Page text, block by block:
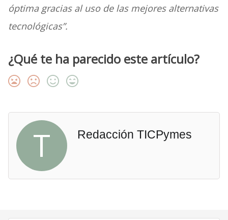
óptima gracias al uso de las mejores alternativas
tecnológicas”.
¿Qué te ha parecido este artículo?
T Redacción TICPymes